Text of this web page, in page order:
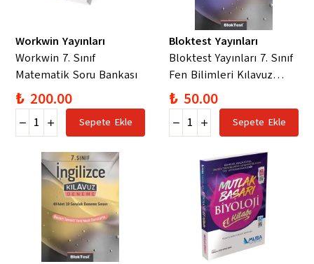
Workwin Yayınları
Workwin 7. Sınıf
Matematik Soru Bankası
₺ 200.00
Sepete Ekle
Bloktest Yayınları
Bloktest Yayınları 7. Sınıf
Fen Bilimleri Kılavuz
Deneme
₺ 50.00
Sepete Ekle